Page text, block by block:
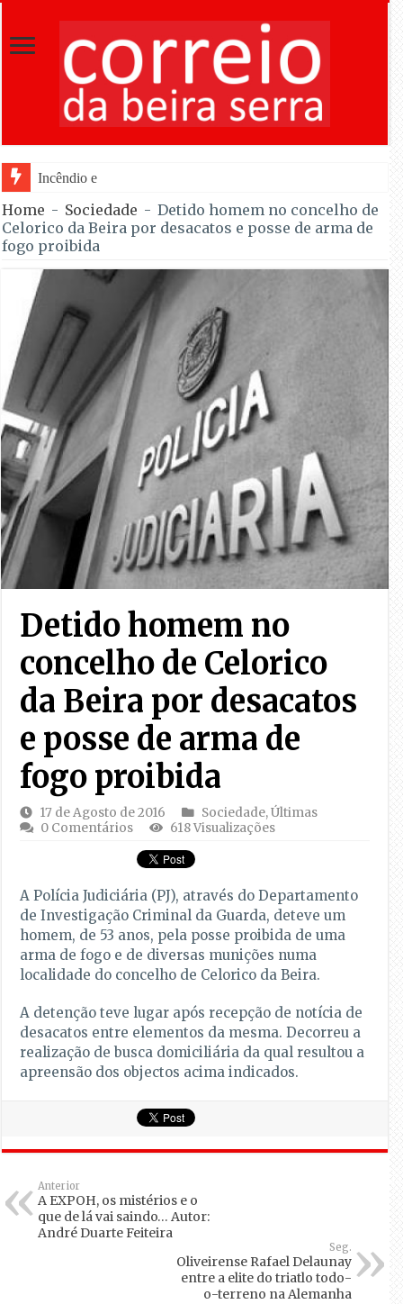
Incêndio em Fornos de Algodres dominado
Home - Sociedade - Detido homem no concelho de
Celorico da Beira por desacatos e posse de arma de
fogo proibida
Detido homem no
concelho de Celorico
da Beira por desacatos
e posse de arma de
fogo proibida
17 de Agosto de 2016 Sociedade,Últimas
0 Comentários
618 Visualizações
A Polícia Judiciária (PJ), através do Departamento
de Investigação Criminal da Guarda, deteve um
homem, de 53 anos, pela posse proibida de uma
arma de fogo e de diversas munições numa
localidade do concelho de Celorico da Beira.
A detenção teve lugar após recepção de notícia de
desacatos entre elementos da mesma. Decorreu a
realização de busca domiciliária da qual resultou a
apreensão dos objectos acima indicados.
Anterior
A EXPOH, os mistérios e o
que de lá vai saindo… Autor:
André Duarte Feiteira
Seg.
Oliveirense Rafael Delaunay
entre a elite do triatlo todo-
o-terreno na Alemanha